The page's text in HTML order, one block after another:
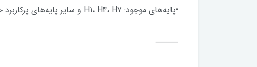
•پایه‌های موجود: H1، H4، H7 و سایر پایه‌های پرکاربرد خودرو
⸻